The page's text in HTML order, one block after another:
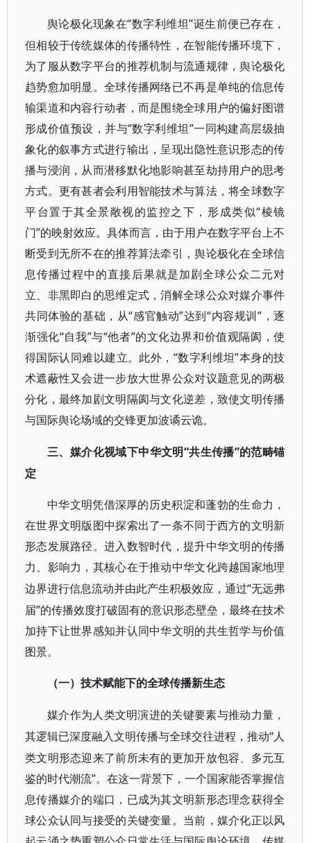
舆论极化现象在“数字利维坦”诞生前便已存在，
但相较于传统媒体的传播特性，在智能传播环境下，
为了服从数字平台的推荐机制与流通规律，舆论极化
趋势愈加明显。全球传播网络已不再是单纯的信息传
输渠道和内容行动者，而是围绕全球用户的偏好图谱
形成价值预设，并与“数字利维坦”一同构建高层级抽
象化的叙事方式进行输出，呈现出隐性意识形态的传
播与浸润，从而潜移默化地影响甚至劫持用户的思考
方式。更有甚者会利用智能技术与算法，将全球数字
平台置于其全景敞视的监控之下，形成类似“棱镜
门”的映射效应。具体而言，由于用户在数字平台上不
断受到无所不在的推荐算法牵引，舆论极化在全球信
息传播过程中的直接后果就是加剧全球公众二元对
立、非黑即白的思维定式，消解全球公众对媒介事件
共同体验的基础，从“感官触动”达到“内容规训”，逐
渐强化“自我”与“他者”的文化边界和价值观隔阂，使
得国际认同难以建立。此外，“数字利维坦”本身的技
术遮蔽性又会进一步放大世界公众对议题意见的两极
分化，最终加剧文明隔阂与文化逆差，致使文明传播
与国际舆论场域的交锋更加波谲云诡。
三、媒介化视域下中华文明“共生传播”的范畴锚
定
中华文明凭借深厚的历史积淀和蓬勃的生命力，
在世界文明版图中探索出了一条不同于西方的文明新
形态发展路径。进入数智时代，提升中华文明的传播
力、影响力，其核心在于推动中华文化跨越国家地理
边界进行信息流动并由此产生积极效应，通过“无远弗
届”的传播效度打破固有的意识形态壁垒，最终在技术
加持下让世界感知并认同中华文明的共生哲学与价值
图景。
（一）技术赋能下的全球传播新生态
媒介作为人类文明演进的关键要素与推动力量，
其逻辑已深度融入文明传播与全球交往进程，推动“人
类文明形态迎来了前所未有的更加开放包容、多元互
鉴的时代潮流”。在这一背景下，一个国家能否掌握信
息传播媒介的端口，已成为其文明新形态理念获得全
球公众认同与接受的关键变量。当前，媒介化正以风